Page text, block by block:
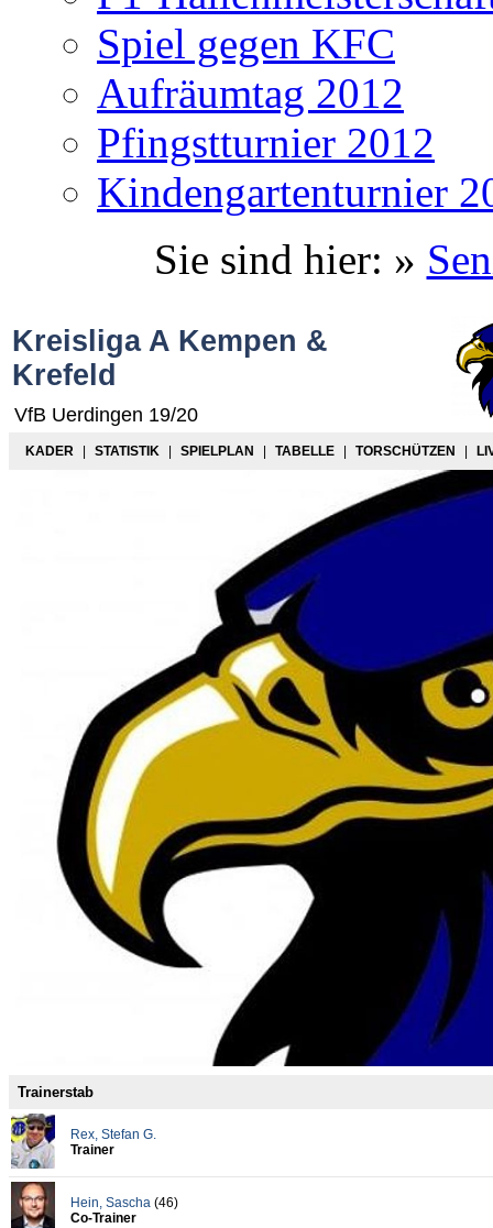
Spiel gegen KFC
Aufräumtag 2012
Pfingstturnier 2012
Kindengartenturnier
Sie sind hier: »